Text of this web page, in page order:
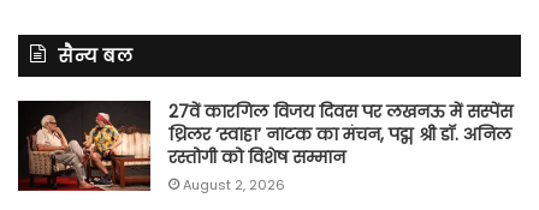
सैन्य बल
27वें कारगिल विजय दिवस पर लखनऊ में सस्पेंस
थ्रिलर ‘स्वाहा’ नाटक का मंचन, पद्म श्री डॉ. अनिल
रस्तोगी को विशेष सम्मान
August 2, 2026